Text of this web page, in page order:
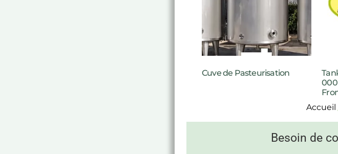
Cuve de Pasteurisation
Accueil
Besoin de